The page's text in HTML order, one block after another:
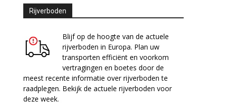
Rijverboden
Blijf op de hoogte van de actuele
rijverboden in Europa. Plan uw
transporten efficiënt en voorkom
vertragingen en boetes door de
meest recente informatie over rijverboden te
raadplegen. Bekijk de actuele rijverboden voor
deze week.